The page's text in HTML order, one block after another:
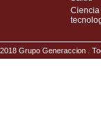
Ciencia
2018 Grupo Generaccion .